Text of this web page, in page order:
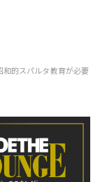
和的スパルタ教育が必要